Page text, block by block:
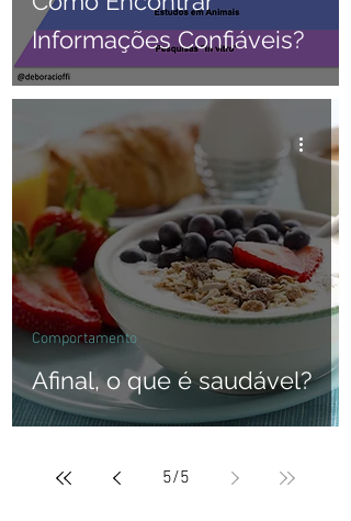
Informações Confiáveis?
Afinal, o que é saudável?
Comportamento
5/5